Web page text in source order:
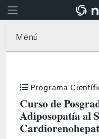
Menú
Programa
Curso de
Adiposopatía al